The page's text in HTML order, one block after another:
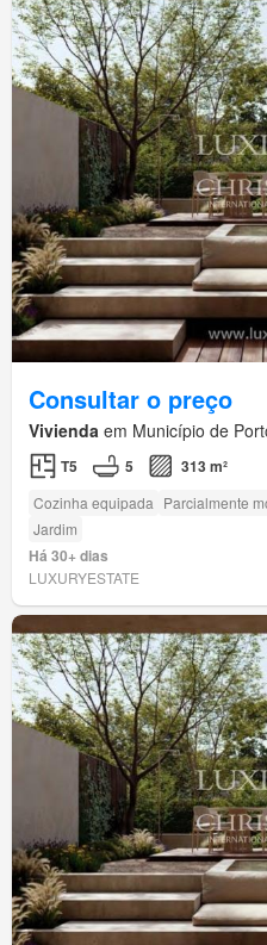
Consultar o preço
Vivienda em Município de
T5 5 313 m²
Cozinha equipada Parcialmente
Jardim
Há 30+ dias
LUXURYESTATE